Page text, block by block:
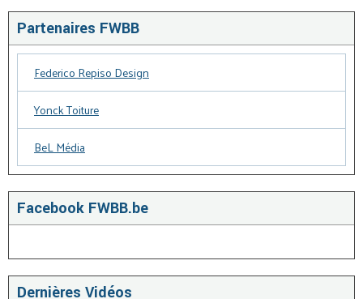
Partenaires FWBB
Federico Repiso Design
Yonck Toiture
BeL Média
Facebook FWBB.be
Dernières Vidéos